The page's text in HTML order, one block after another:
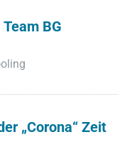
BG
„Corona“ Zeit